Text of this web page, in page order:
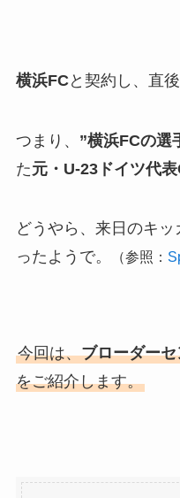
横浜FCと契約し、直
つまり、 ”横浜FCの選
た元・U-23ドイツ代
どうやら、来日のキッ
ったようで。
（参照：
今回は、ブローダー
をご紹介します。